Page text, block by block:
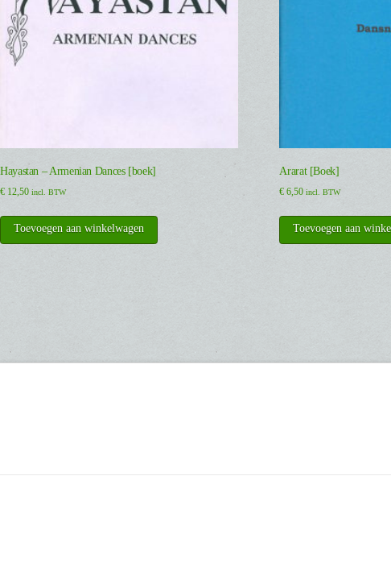
Hayastan – Armenian Dances [boek]
€ 12,50 incl. BTW
Toevoegen aan winkelwagen
Ararat [Boek]
€ 6,50 incl. BTW
Toevoegen aan